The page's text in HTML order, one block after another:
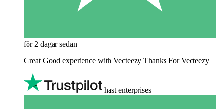
för 2 dagar sedan
Great Good experience with Vecteezy Thanks For Vecteezy
hast enterprises